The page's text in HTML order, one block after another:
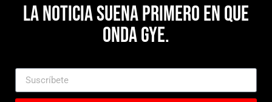
La noticia suena primero en Que
Onda Gye.